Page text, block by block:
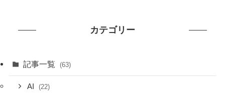
カテゴリー
記事一覧 (63)
AI (22)